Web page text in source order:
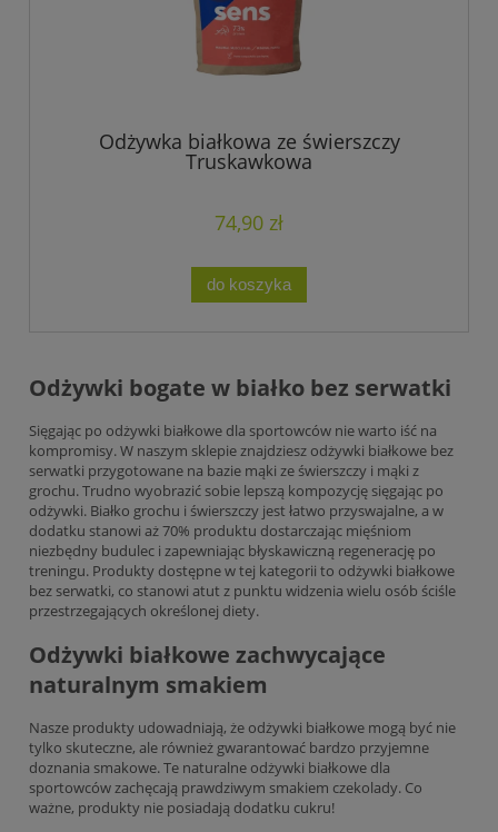
Odżywka białkowa ze świerszczy
Truskawkowa
74,90 zł
do koszyka
Odżywki bogate w białko bez serwatki
Sięgając po odżywki białkowe dla sportowców nie warto iść na
kompromisy. W naszym sklepie znajdziesz odżywki białkowe bez
serwatki przygotowane na bazie mąki ze świerszczy i mąki z
grochu. Trudno wyobrazić sobie lepszą kompozycję sięgając po
odżywki. Białko grochu i świerszczy jest łatwo przyswajalne, a w
dodatku stanowi aż 70% produktu dostarczając mięśniom
niezbędny budulec i zapewniając błyskawiczną regenerację po
treningu. Produkty dostępne w tej kategorii to odżywki białkowe
bez serwatki, co stanowi atut z punktu widzenia wielu osób ściśle
przestrzegających określonej diety.
Odżywki białkowe zachwycające
naturalnym smakiem
Nasze produkty udowadniają, że odżywki białkowe mogą być nie
tylko skuteczne, ale również gwarantować bardzo przyjemne
doznania smakowe. Te naturalne odżywki białkowe dla
sportowców zachęcają prawdziwym smakiem czekolady. Co
ważne, produkty nie posiadają dodatku cukru!